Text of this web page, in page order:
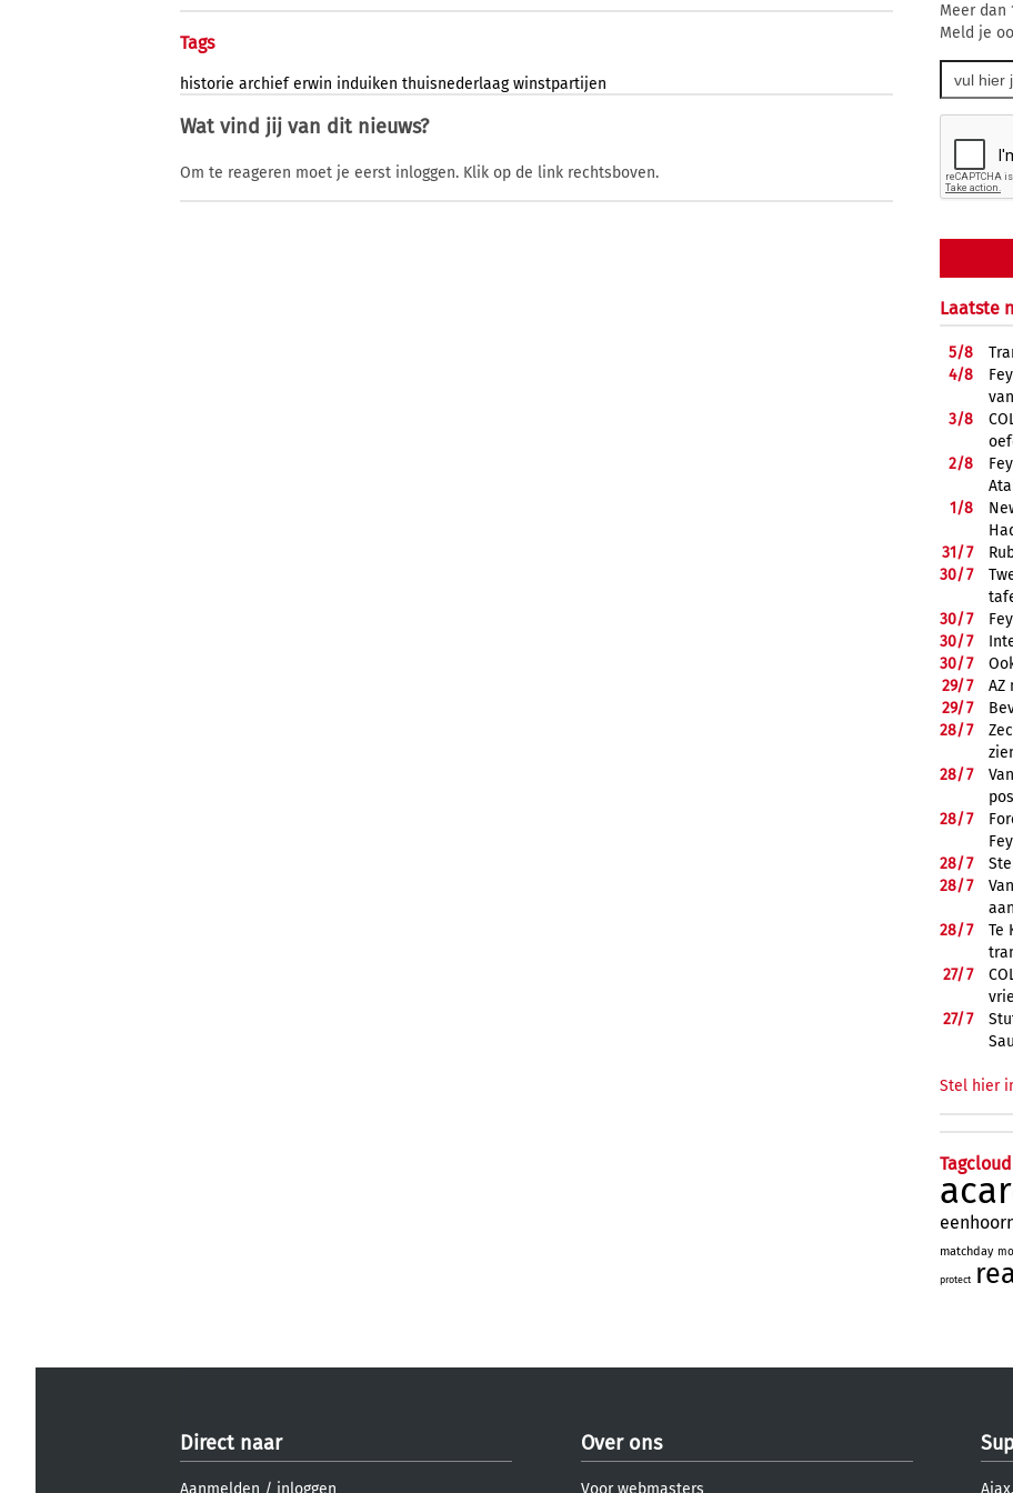
Tags
historie archief erwin induiken thuisnederlaag winstpartijen
Wat vind jij van dit nieuws?
Om te reageren moet je eerst inloggen. Klik op de link rechtsboven.
Meer dan
Meld je
Laatste
5/8
4/8
3/8
2/8
1/8
31/7
30/7
30/7
30/7
30/7
29/7
AZ
29/7
28/7
28/7
28/7
28/7
28/7
28/7
Te
27/7
27/7
Stel hier
Tagcloud
matchday
protect
Direct naar
Aanmelden / inloggen
Over ons
Voor webmasters